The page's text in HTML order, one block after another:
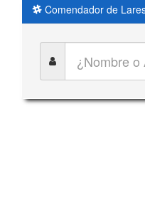
Comendador de